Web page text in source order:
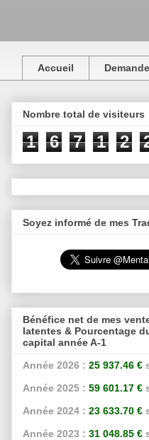
Accueil
Nombre total de visiteurs
1 6 7 1 2
Soyez informé de mes
Bénéfice net de mes
latentes & Pourcentage
capital année A-1
Année 2026 : 25 937.46 €
Année 2025 : 59 601.17 €
Année 2024 : 23 633.70 €
Année 2023 : 31 048.85 €